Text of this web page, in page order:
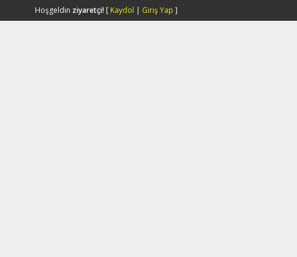
Hoşgeldin ziyaretçi! [ Kaydol | Giriş Yap ]